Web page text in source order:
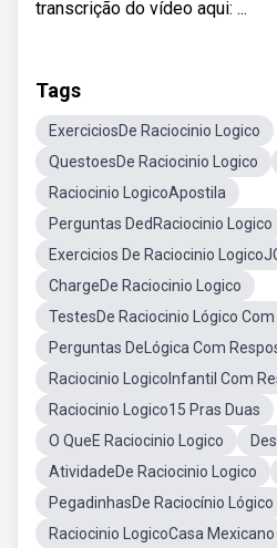
transcrição do vídeo aqui: ...
Tags
ExerciciosDe Raciocinio Logico
QuestoesDe Raciocinio Logico
Raciocinio LogicoApostila
Perguntas DedRaciocinio Logico
Exercicios De Raciocinio
ChargeDe Raciocinio Logico
TestesDe Raciocinio Lógico
Perguntas DeLógica Com
Raciocinio LogicoInfantil Com
Raciocinio Logico15 Pras Duas
O QueE Raciocinio Logico
AtividadeDe Raciocinio Logico
PegadinhasDe Raciocínio Lógico
Raciocinio LogicoCasa Mexicano